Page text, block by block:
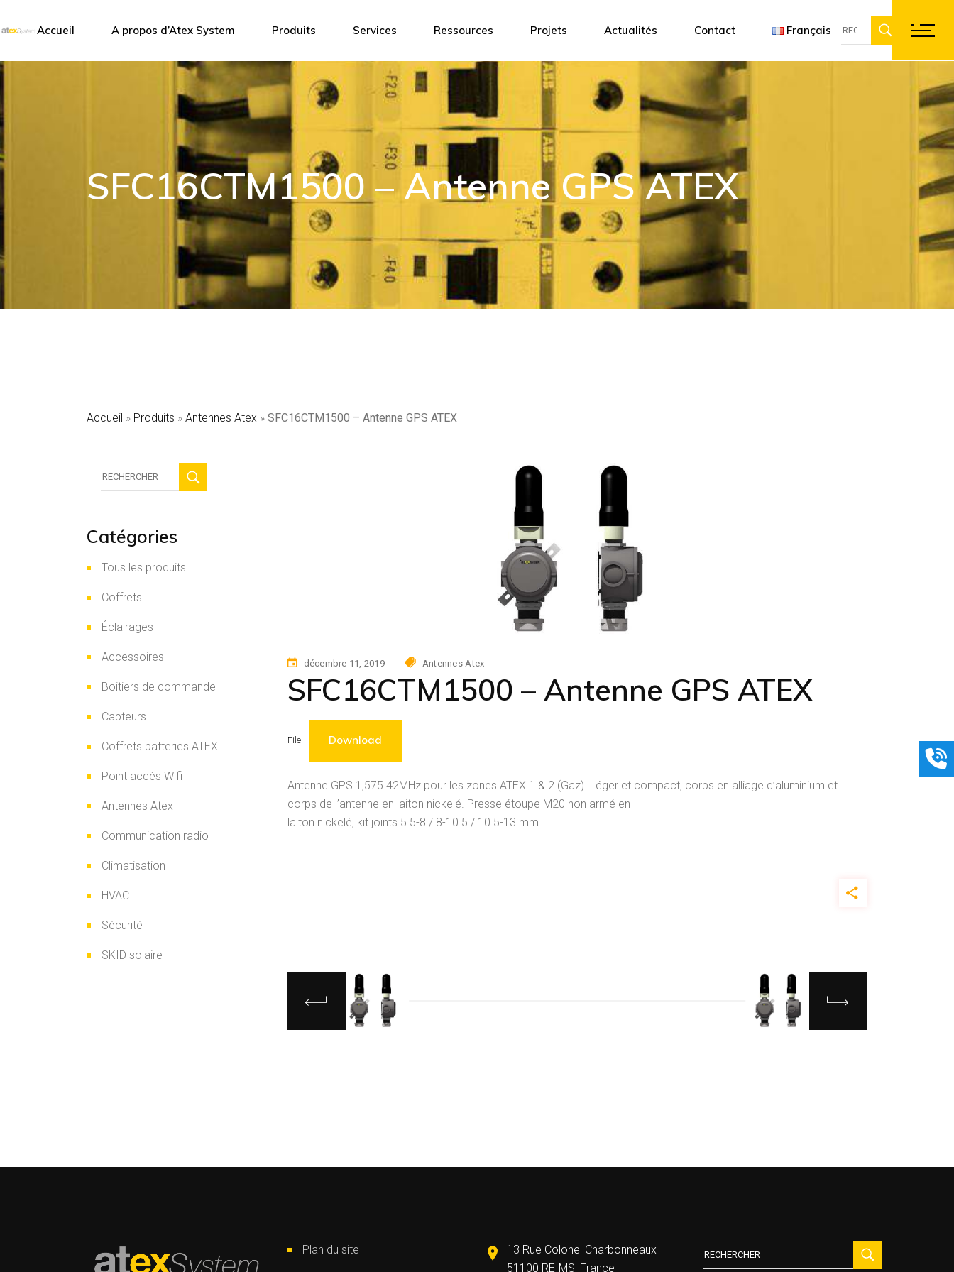
Accueil A propos d’Atex System
Nos partenaires
Produits
Coffrets
Éclairages
Boitiers de commande
Capteurs
Coffrets batteries ATEX
Point accès Wifi
Antennes Atex
Communication radio
Climatisation
Services
Ingénierie & Management
Ressources
Logiciel de conception 3D
Certifications
Projets Actualités Contact Français
Recherche
:
Atex System
Coffrets
Accessoires
Boitiers de commande
Capteurs
Coffrets batteries ATEX
Point accès Wifi
Antennes Atex
Climatisation
HVAC
Sécurité
Ingénierie & ManagementLogiciel de conception 3D
Français
SFC16CTM1500 – Antenne GPS ATEX
Accueil » Produits » Antennes Atex » SFC16CTM1500 – Antenne GPS ATEX
décembre 11, 2019 Antennes Atex
SFC16CTM1500 – Antenne GPS ATEX
File Download
Antenne GPS 1,575.42MHz pour les zones ATEX 1 & 2 (Gaz). Léger et compact, corps en alliage d’aluminium et
corps de l’antenne en laiton nickelé. Presse étoupe M20 non armé en
laiton nickelé, kit joints 5.5-8 / 8-10.5 / 10.5-13 mm.
Catégories
Tous les produits
Coffrets
Éclairages
Accessoires
Boitiers de commande
Capteurs
Coffrets batteries ATEX
Point accès Wifi
Antennes Atex
Communication radio
Climatisation
HVAC
Sécurité
SKID solaire
Plan du site
13 Rue Colonel Charbonneaux
51100 REIMS, France